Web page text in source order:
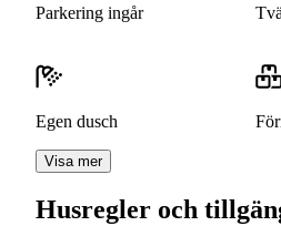
Parkering ingår
Egen dusch
Visa mer
Husregler och